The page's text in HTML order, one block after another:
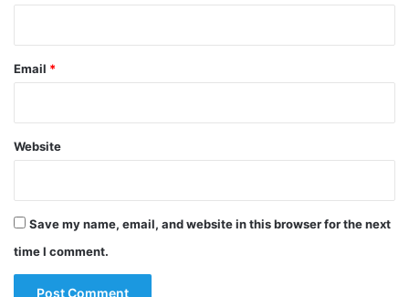
Email *
Website
Save my name, email, and website in this browser for the next
time I comment.